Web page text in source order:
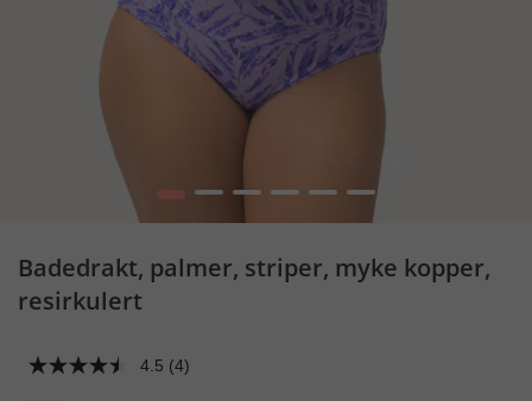
2 3 4 5 6
Badedrakt, palmer, striper, myke kopper,
resirkulert
4.5 (4)